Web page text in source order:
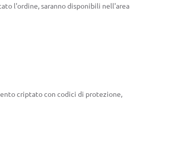
l'ordine, saranno disponibili nell'area
criptato con codici di protezione,